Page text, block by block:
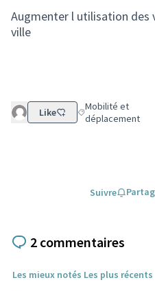
Augmenter l utilisation des
ville
Like Filtrer les
Mobilité et
déplacement
Suivre
2 commentaires
Les mieux notés Les plus récents